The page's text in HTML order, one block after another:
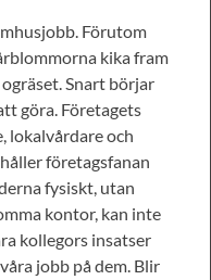
Förutom
kika fram
Snart börjar
göra. Företagets
lokalvårdare och
företagsfanan
fysiskt, utan
kontor, kan inte
kollegors insatser
jobb på dem. Blir